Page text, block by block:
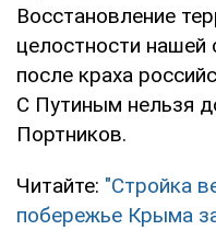
Восстановление
целостности
после краха
С Путиным нельзя
Портников.
Читайте: "Стройка
побережье Крыма